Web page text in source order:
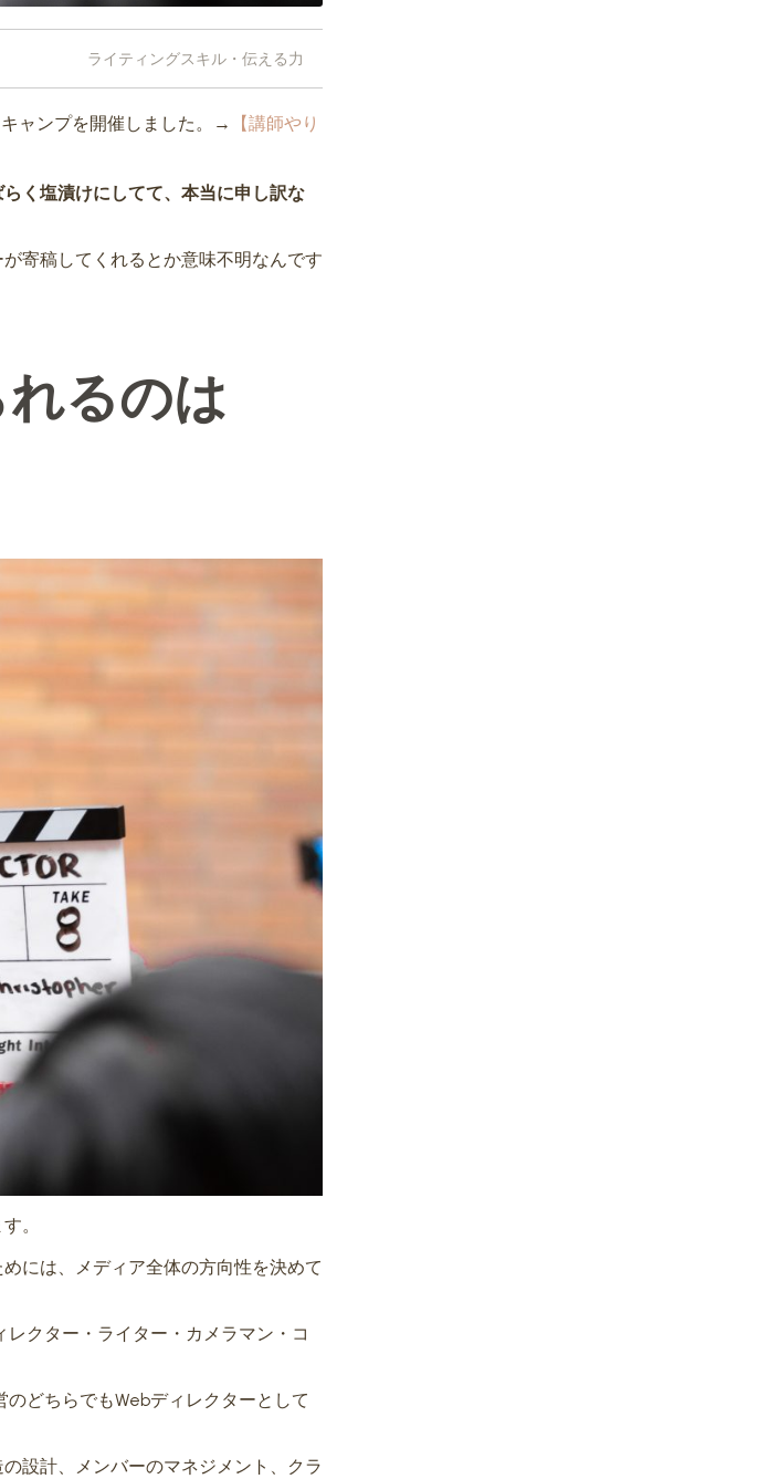
ライティングスキル・伝える力
ャンプを開催しました。→
【講師やり
らく塩漬けにしてて、本当に申し訳な
寄稿してくれるとか意味不明なんです
るのは
。
には、メディア全体の方向性を決めて
クター・ライター・カメラマン・コ
どちらでもWebディレクターとして
設計、メンバーのマネジメント、クラ